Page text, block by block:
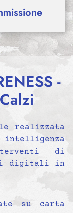
-
realizzata
di
digitali in
su carta